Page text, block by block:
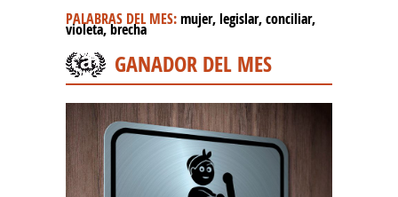
PALABRAS DEL MES:mujer, legislar, conciliar,
violeta, brecha
GANADOR DEL MES